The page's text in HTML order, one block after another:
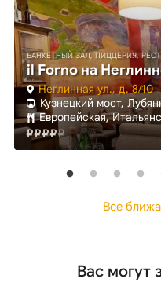
БАНКЕТНЫЙ ЗАЛ, ПИЦЦЕРИЯ,
il Forno на
Неглинная ул., д. 8/10
Кузнецкий мост,
Европейская,
Все
Вас могут